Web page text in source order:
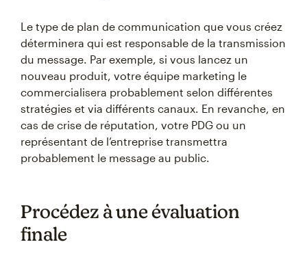
Le type de plan de communication que vous créez
déterminera qui est responsable de la transmission
du message. Par exemple, si vous lancez un
nouveau produit, votre équipe marketing le
commercialisera probablement selon différentes
stratégies et via différents canaux. En revanche, en
cas de crise de réputation, votre PDG ou un
représentant de l’entreprise transmettra
probablement le message au public.
Procédez à une évaluation
finale